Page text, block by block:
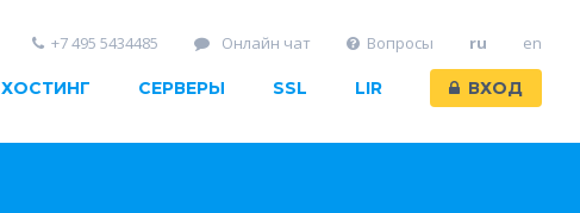
ХОСТИНГ СЕРВЕРЫ SSL LIR ВХОД
+7 495 5434485 Онлайн чат Вопросы ru en